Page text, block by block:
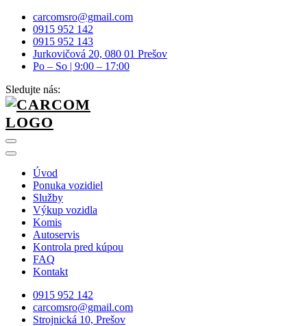
carcomsro@gmail.com
0915 952 142
0915 952 143
Jurkovičová 20, 080 01 Prešov
Po – So | 9:00 – 17:00
Sledujte nás:
Úvod
Ponuka vozidiel
Služby
Výkup vozidla
Komis
Autoservis
Kontrola pred kúpou
FAQ
Kontakt
0915 952 142
carcomsro@gmail.com
Strojnická 10, Prešov